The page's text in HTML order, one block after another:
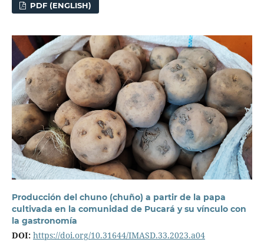
PDF (ENGLISH)
Producción del chuno (chuño) a partir de la papa
cultivada en la comunidad de Pucará y su vínculo con
la gastronomía
DOI: https://doi.org/10.31644/IMASD.33.2023.a04